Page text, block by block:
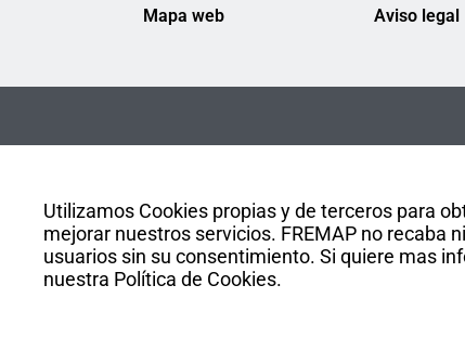
Utilizamos Cookies propias y de terceros para
mejorar nuestros servicios. FREMAP no recaba
usuarios sin su consentimiento. Si quiere mas
nuestra Política de Cookies.
Mapa web
Aviso legal